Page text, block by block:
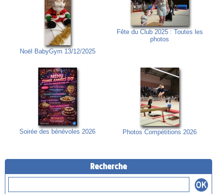
Noël BabyGym 13/12/2025
Fête du Club 2025 : Toutes les
photos
Soirée des bénévoles 2026 Photos Compétitions 2026
Recherche